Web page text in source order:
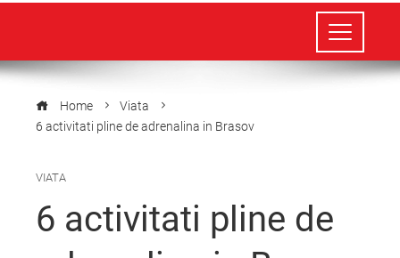
Home
Viata
6 activitati pline de adrenalina in Brasov
VIATA
6 activitati pline de